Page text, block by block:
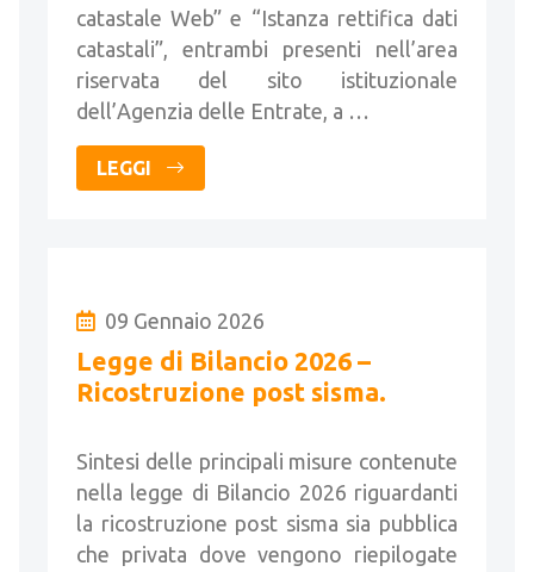
catastale Web” e “Istanza rettifica dati
catastali”, entrambi presenti nell’area
riservata del sito istituzionale
dell’Agenzia delle Entrate, a …
LEGGI
09 Gennaio 2026
Legge di Bilancio 2026 –
Ricostruzione post sisma.
Sintesi delle principali misure contenute
nella legge di Bilancio 2026 riguardanti
la ricostruzione post sisma sia pubblica
che privata dove vengono riepilogate